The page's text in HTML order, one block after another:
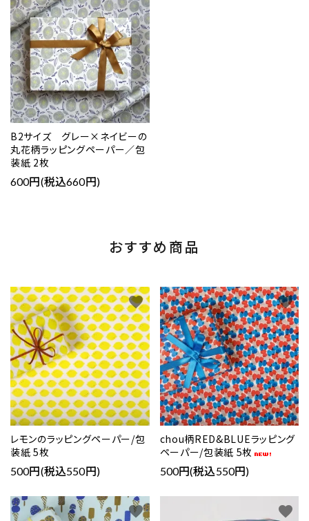
B2サイズ グレー×ネイビーの
丸花柄ラッピングペーパー／包
装紙 2枚
600円(税込660円)
おすすめ商品
レモンのラッピングペーパー/包
装紙 5枚
500円(税込550円)
favorite
chou柄RED&BLUEラッピング
ペーパー/包装紙 5枚
500円(税込550円)
favorite
favorite favorite